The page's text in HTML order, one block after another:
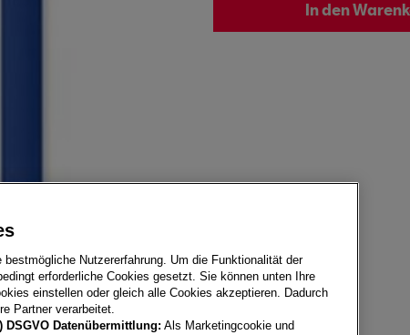
Türkis 4
8
In den
Nutzererfahrung. Um die Funktionalität der
erforderliche Cookies gesetzt. Sie können unten Ihre
einstellen oder gleich alle Cookies akzeptieren. Dadurch
Partner verarbeitet.
DSGVO Datenübermittlung: Als Marketingcookie und